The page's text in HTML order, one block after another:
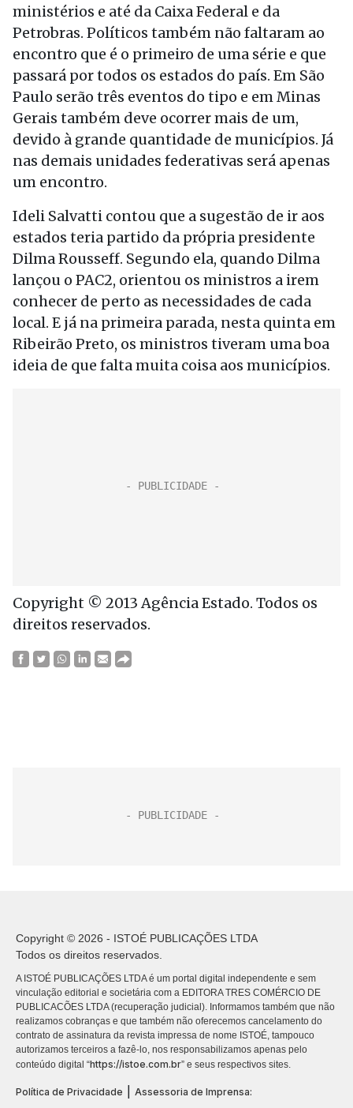
ministérios e até da Caixa Federal e da
Petrobras. Políticos também não faltaram ao
encontro que é o primeiro de uma série e que
passará por todos os estados do país. Em São
Paulo serão três eventos do tipo e em Minas
Gerais também deve ocorrer mais de um,
devido à grande quantidade de municípios. Já
nas demais unidades federativas será apenas
um encontro.
Ideli Salvatti contou que a sugestão de ir aos
estados teria partido da própria presidente
Dilma Rousseff. Segundo ela, quando Dilma
lançou o PAC2, orientou os ministros a irem
conhecer de perto as necessidades de cada
local. E já na primeira parada, nesta quinta em
Ribeirão Preto, os ministros tiveram uma boa
ideia de que falta muita coisa aos municípios.
Copyright © 2013 Agência Estado. Todos os
direitos reservados.
Copyright © 2026 - ISTOÉ PUBLICAÇÕES LTDA
Todos os direitos reservados.
A ISTOÉ PUBLICAÇÕES LTDA é um portal digital independente e sem
vinculação editorial e societária com a EDITORA TRES COMÉRCIO DE
PUBLICACÕES LTDA (recuperação judicial). Informamos também que não
realizamos cobranças e que também não oferecemos cancelamento do
contrato de assinatura da revista impressa de nome ISTOÉ, tampouco
autorizamos terceiros a fazê-lo, nos responsabilizamos apenas pelo
conteúdo digital “https://istoe.com.br” e seus respectivos sites.
Política de Privacidade
Assessoria de Imprensa: